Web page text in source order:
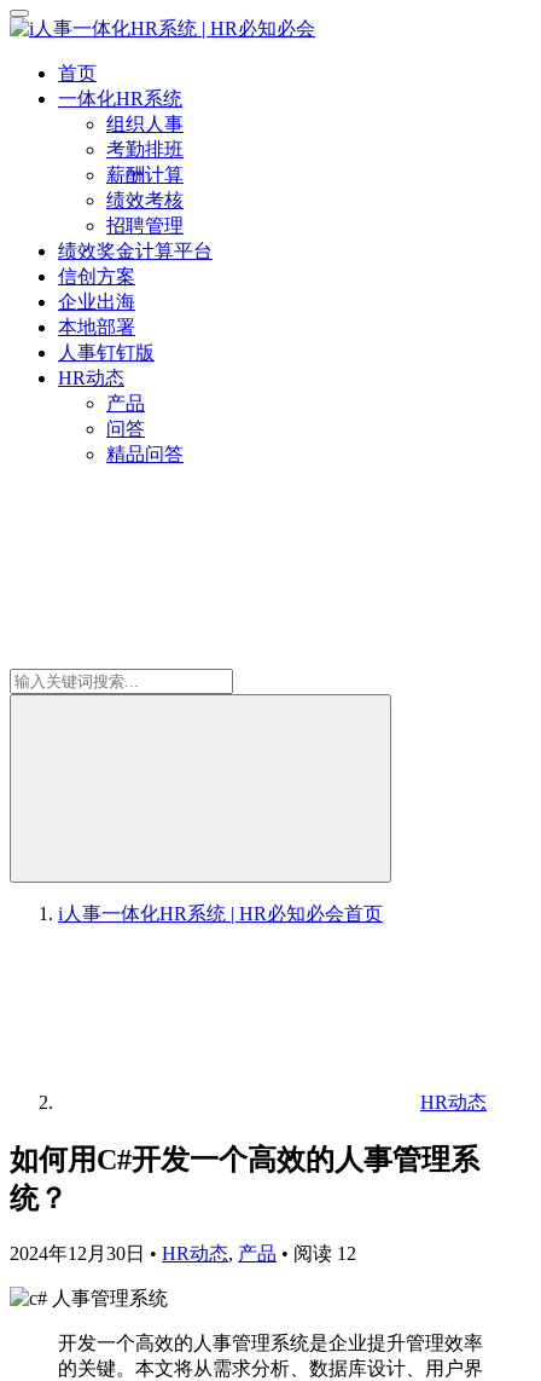
首页
一体化HR系统
组织人事
考勤排班
薪酬计算
绩效考核
招聘管理
绩效奖金计算平台
信创方案
企业出海
本地部署
人事钉钉版
HR动态
产品
问答
精品问答
i人事一体化HR系统 | HR必知必会首页
HR动态
如何用C#开发一个高效的人事管理系
统？
2024年12月30日 • HR动态, 产品 • 阅读 12
开发一个高效的人事管理系统是企业提升管理效率
的关键。本文将从需求分析、数据库设计、用户界